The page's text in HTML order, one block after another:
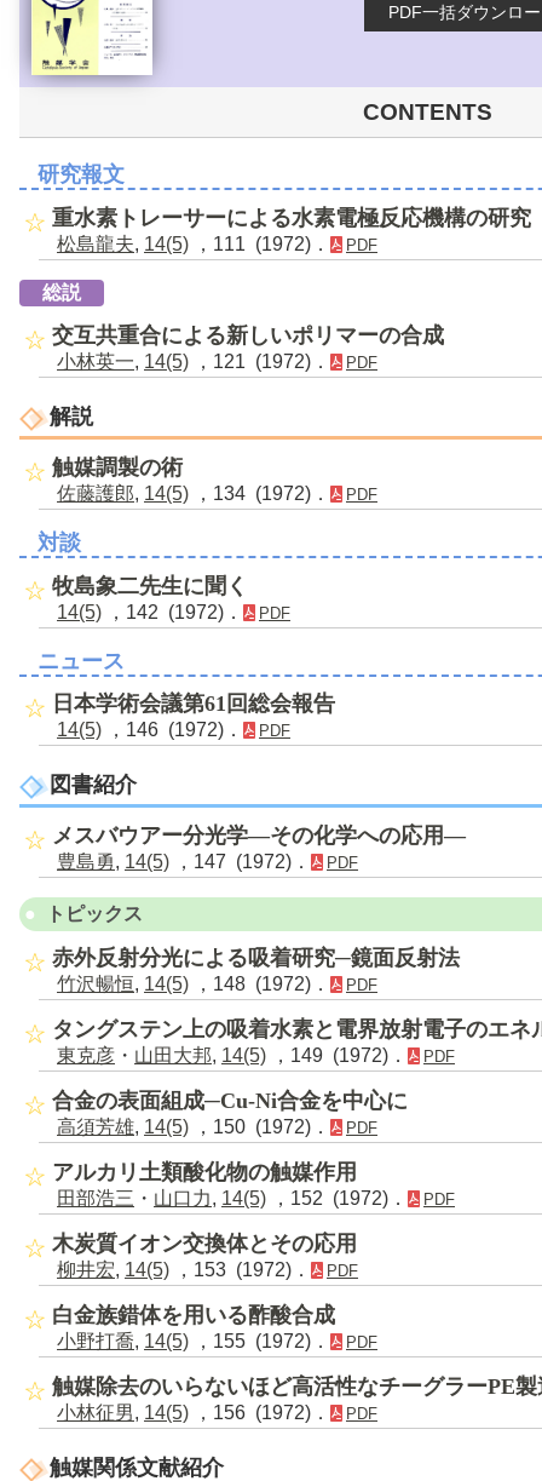
PDF一括ダウンロ
CONTENTS
研究報文
重水素トレーサーによる水素電極反応機構の研究
松島龍夫, 14(5) ，111 (1972)． PDF
総説
交互共重合による新しいポリマーの合成
小林英一, 14(5) ，121 (1972)． PDF
解説
触媒調製の術
佐藤護郎, 14(5) ，134 (1972)． PDF
対談
牧島象二先生に聞く
14(5) ，142 (1972)． PDF
ニュース
日本学術会議第61回総会報告
14(5) ，146 (1972)． PDF
図書紹介
メスバウアー分光学―その化学への応用―
豊島勇, 14(5) ，147 (1972)． PDF
トピックス
赤外反射分光による吸着研究─鏡面反射法
竹沢暢恒, 14(5) ，148 (1972)． PDF
タングステン上の吸着水素と電界放射電子のエネ
東克彦 ・ 山田大邦, 14(5) ，149 (1972)． PDF
合金の表面組成─Cu-Ni合金を中心に
高須芳雄, 14(5) ，150 (1972)． PDF
アルカリ土類酸化物の触媒作用
田部浩三 ・ 山口力, 14(5) ，152 (1972)． PDF
木炭質イオン交換体とその応用
柳井宏, 14(5) ，153 (1972)． PDF
白金族錯体を用いる酢酸合成
小野打喬, 14(5) ，155 (1972)． PDF
触媒除去のいらないほど高活性なチーグラーPE製
小林征男, 14(5) ，156 (1972)． PDF
触媒関係文献紹介